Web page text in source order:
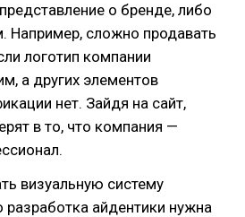
о бренде, либо
Например, сложно продавать
логотип компании
а других элементов
нет. Зайдя на сайт,
в то, что компания —
визуальную систему
разработка айдентики нужна